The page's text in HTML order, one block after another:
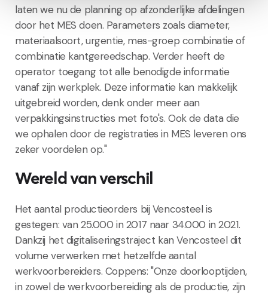
laten we nu de planning op afzonderlijke afdelingen
door het MES doen. Parameters zoals diameter,
materiaalsoort, urgentie, mes-groep combinatie of
combinatie kantgereedschap. Verder heeft de
operator toegang tot alle benodigde informatie
vanaf zijn werkplek. Deze informatie kan makkelijk
uitgebreid worden, denk onder meer aan
verpakkingsinstructies met foto's. Ook de data die
we ophalen door de registraties in MES leveren ons
zeker voordelen op."
Wereld van verschil
Het aantal productieorders bij Vencosteel is
gestegen: van 25.000 in 2017 naar 34.000 in 2021.
Dankzij het digitaliseringstraject kan Vencosteel dit
volume verwerken met hetzelfde aantal
werkvoorbereiders. Coppens: "Onze doorlooptijden,
in zowel de werkvoorbereiding als de productie, zijn